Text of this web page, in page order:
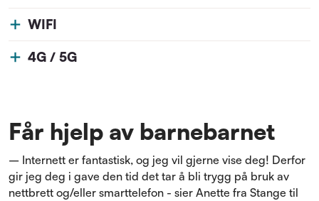
WIFI
4G / 5G
Får hjelp av barnebarnet
– Internett er fantastisk, og jeg vil gjerne vise deg! Derfor
gir jeg deg i gave den tid det tar å bli trygg på bruk av
nettbrett og/eller smarttelefon - sier Anette fra Stange til